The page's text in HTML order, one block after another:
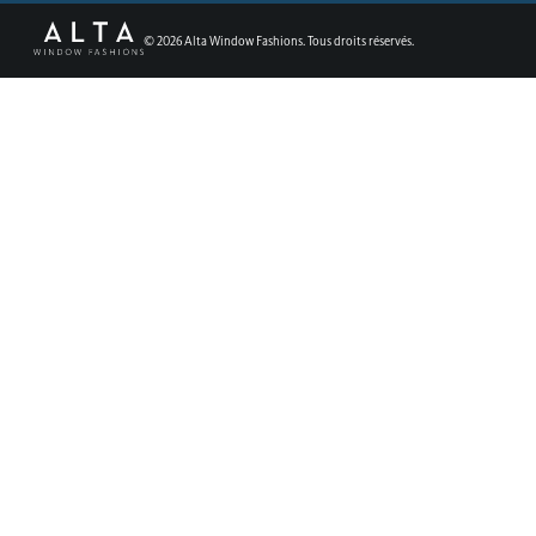
©2026Alta Window Fashions. Tous droits réservés.